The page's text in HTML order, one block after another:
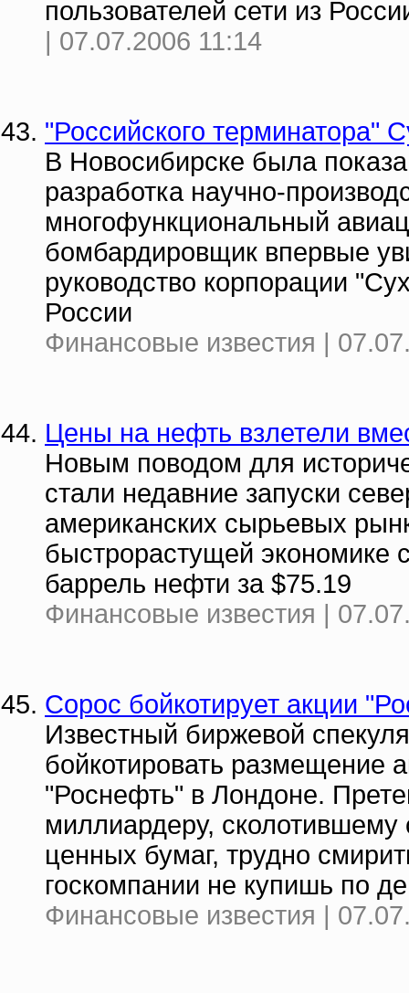
пользователей сети из
| 07.07.2006 11:14
"Российского терминатора"
В Новосибирске была
разработка научно-
многофункциональный
бомбардировщик впервые
руководство корпорации
России
Финансовые известия |
Цены на нефть взлетели
Новым поводом для
стали недавние запуски
американских сырьевых
быстрорастущей экономике
баррель нефти за $75.19
Финансовые известия |
Сорос бойкотирует акции
Известный биржевой
бойкотировать размещение
"Роснефть" в Лондоне.
миллиардеру, сколотившему
ценных бумаг, трудно
госкомпании не купишь по
Финансовые известия |